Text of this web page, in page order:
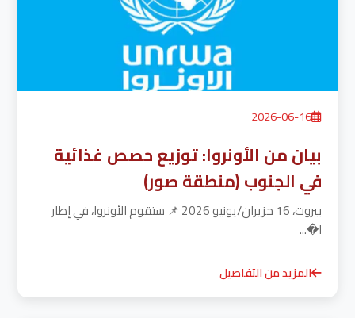
2026-06-16
بيان من الأونروا: توزيع حصص غذائية
في الجنوب (منطقة صور)
بيروت، 16 حزيران/يونيو 2026 📌 ستقوم الأونروا، في إطار
ا�...
المزيد من التفاصيل